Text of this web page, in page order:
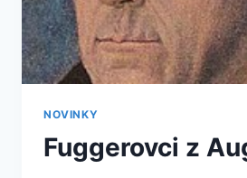
NOVINKY
Fuggerovci z